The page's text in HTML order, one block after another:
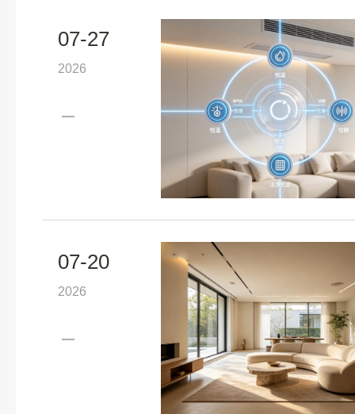
07-27
2026
07-20
2026